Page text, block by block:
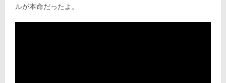
ルが本命だったよ。